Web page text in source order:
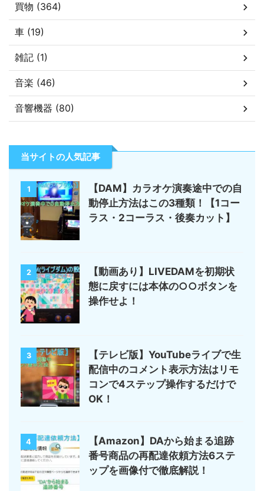
買物 (364)
車 (19)
雑記 (1)
音楽 (46)
音響機器 (80)
当サイトの人気記事
1
【DAM】カラオケ演奏途中での自
動停止方法はこの3種類！【1コー
ラス・2コーラス・後奏カット】
2
【動画あり】LIVEDAMを初期状
態に戻すには本体の○○ボタンを
操作せよ！
3
【テレビ版】YouTubeライブで生
配信中のコメント表示方法はリモ
コンで4ステップ操作するだけで
OK！
4
【Amazon】DAから始まる追跡
番号商品の再配達依頼方法6ステ
ップを画像付で徹底解説！